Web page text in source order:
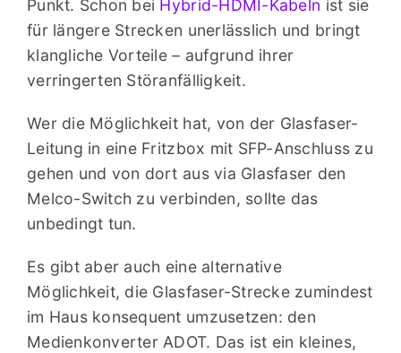
Punkt. Schon bei Hybrid-HDMI-Kabeln ist sie
für längere Strecken unerlässlich und bringt
klangliche Vorteile – aufgrund ihrer
verringerten Störanfälligkeit.
Wer die Möglichkeit hat, von der Glasfaser-
Leitung in eine Fritzbox mit SFP-Anschluss zu
gehen und von dort aus via Glasfaser den
Melco-Switch zu verbinden, sollte das
unbedingt tun.
Es gibt aber auch eine alternative
Möglichkeit, die Glasfaser-Strecke zumindest
im Haus konsequent umzusetzen: den
Medienkonverter ADOT. Das ist ein kleines,